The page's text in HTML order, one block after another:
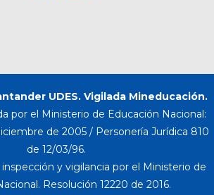
UDES. Vigilada Mineducación.
por el Ministerio de Educación Nacional:
de 2005 / Personería Jurídica 810
de 12/03/96.
y vigilancia por el Ministerio de
Resolución 12220 de 2016.